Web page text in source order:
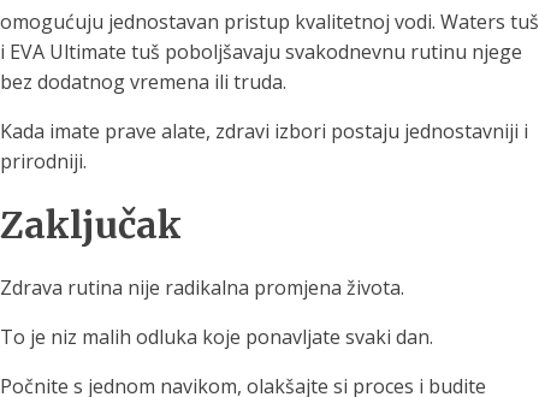
omogućuju jednostavan pristup kvalitetnoj vodi. Waters tuš
i EVA Ultimate tuš poboljšavaju svakodnevnu rutinu njege
bez dodatnog vremena ili truda.
Kada imate prave alate, zdravi izbori postaju jednostavniji i
prirodniji.
Zaključak
Zdrava rutina nije radikalna promjena života.
To je niz malih odluka koje ponavljate svaki dan.
Počnite s jednom navikom, olakšajte si proces i budite